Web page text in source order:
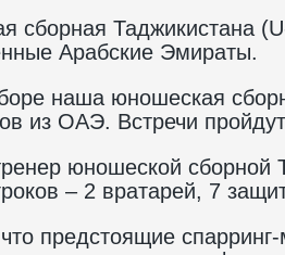
сборная Таджикистана
Арабские Эмираты.
наша юношеская
из ОАЭ. Встречи
юношеской сборной
– 2 вратарей, 7
предстоящие